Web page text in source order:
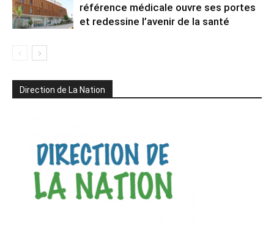
référence médicale ouvre ses portes
et redessine l’avenir de la santé
Direction de La Nation